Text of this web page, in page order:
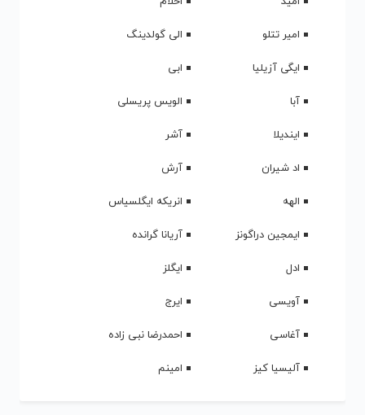
امیر تتلو
الی گولدینگ
ایگی آزیلیا
ابی
آبا
الویس پریسلی
ایندیلا
آشر
اد شیران
آرش
الهه
انریکه ایگلسیاس
ایمجین دراگونز
آریانا گرانده
ادل
ایگلز
آویسی
ایرج
آغاسی
احمدرضا نبی زاده
آلیسیا کیز
امینم